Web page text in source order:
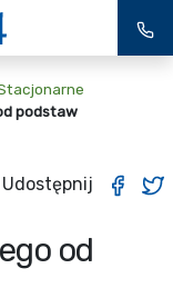
podstaw
Udostępnij
od